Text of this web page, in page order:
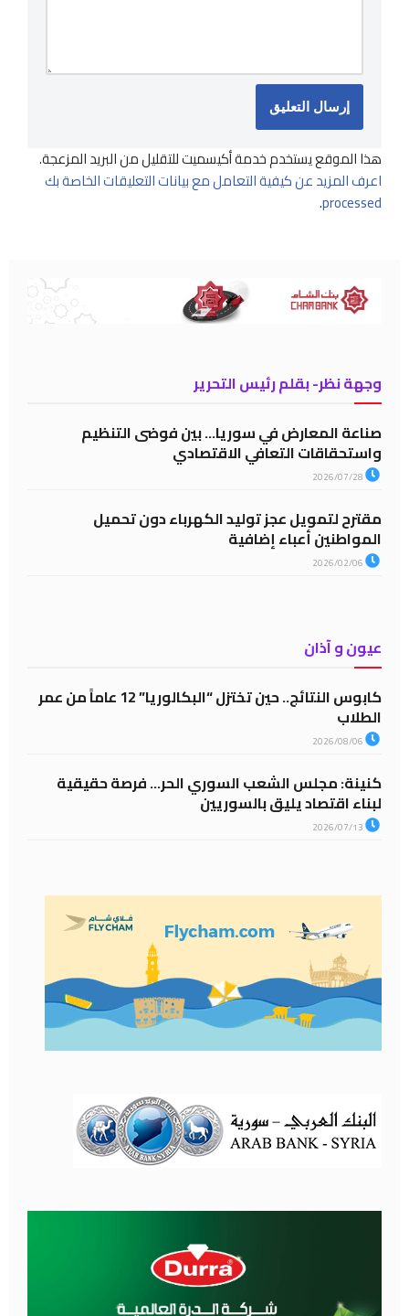
هذا الموقع يستخدم خدمة أكيسميت للتقليل من البريد المزعجة.
اعرف المزيد عن كيفية التعامل مع بيانات التعليقات الخاصة بك
processed
.
وجهة نظر- بقلم رئيس التحرير
صناعة المعارض في سوريا… بين فوضى التنظيم
واستحقاقات التعافي الاقتصادي
مقترح لتمويل عجز توليد الكهرباء دون تحميل
المواطنين أعباء إضافية
عيون و آذان
كابوس النتائج.. حين تختزل “البكالوريا” 12 عاماً من عمر
الطلاب
كنينة: مجلس الشعب السوري الحر… فرصة حقيقية
لبناء اقتصاد يليق بالسوريين